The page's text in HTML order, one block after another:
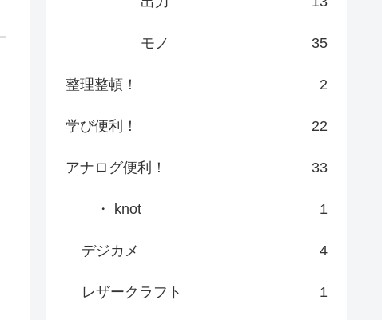
モノ 35
整理整頓！ 2
学び便利！ 22
アナログ便利！ 33
・ knot 1
デジカメ 4
レザークラフト 1